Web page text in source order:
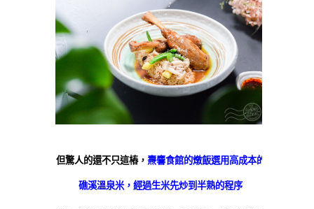
但驚人的還不只這樁， 燾麘食館的燉飯選用高成本的
礁溪溫泉米，經過生米先炒到半熟的程序